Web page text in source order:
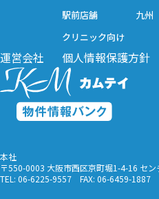
本社
〒550-0003 大阪市西区京町堀1-4-16 セ
TEL: 06-6225-9557 FAX: 06-6459-1887
駅前店舗
クリニック向け
九州
運営会社 個人情報保護方針